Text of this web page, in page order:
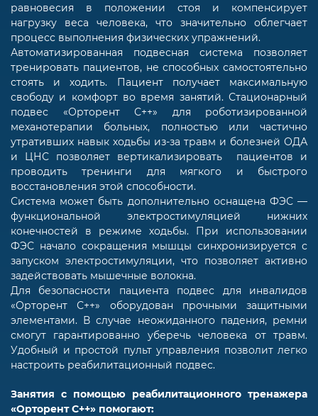
равновесия в положении стоя и компенсирует
нагрузку веса человека, что значительно облегчает
процесс выполнения физических упражнений.
Автоматизированная подвесная система позволяет
тренировать пациентов, не способных самостоятельно
стоять и ходить. Пациент получает максимальную
свободу и комфорт во время занятий. Стационарный
подвес «Орторент С++» для роботизированной
механотерапии больных, полностью или частично
утративших навык ходьбы из-за травм и болезней ОДА
и ЦНС позволяет вертикализировать пациентов и
проводить тренинги для мягкого и быстрого
восстановления этой способности.
Система может быть дополнительно оснащена ФЭС —
функциональной электростимуляцией нижних
конечностей в режиме ходьбы. При использовании
ФЭС начало сокращения мышцы синхронизируется с
запуском электростимуляции, что позволяет активно
задействовать мышечные волокна.
Для безопасности пациента подвес для инвалидов
«Орторент С++» оборудован прочными защитными
элементами. В случае неожиданного падения, ремни
смогут гарантированно уберечь человека от травм.
Удобный и простой пульт управления позволит легко
настроить реабилитационный подвес.
Занятия с помощью реабилитационного тренажера
«Орторент С++» помогают: